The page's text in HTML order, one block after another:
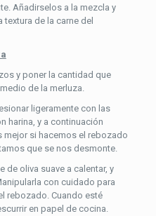
Añadirselos a la mezcla y
textura de la carne del
y poner la cantidad que
de la merluza.
ligeramente con las
harina, y a continuación
mejor si hacemos el rebozado
que se nos desmonte.
de oliva suave a calentar, y
con cuidado para
rebozado. Cuando esté
en papel de cocina.